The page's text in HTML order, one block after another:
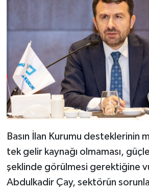
Basın İlan Kurumu desteklerinin
tek gelir kaynağı olmaması,
şeklinde görülmesi gerektiğine
Abdulkadir Çay, sektörün